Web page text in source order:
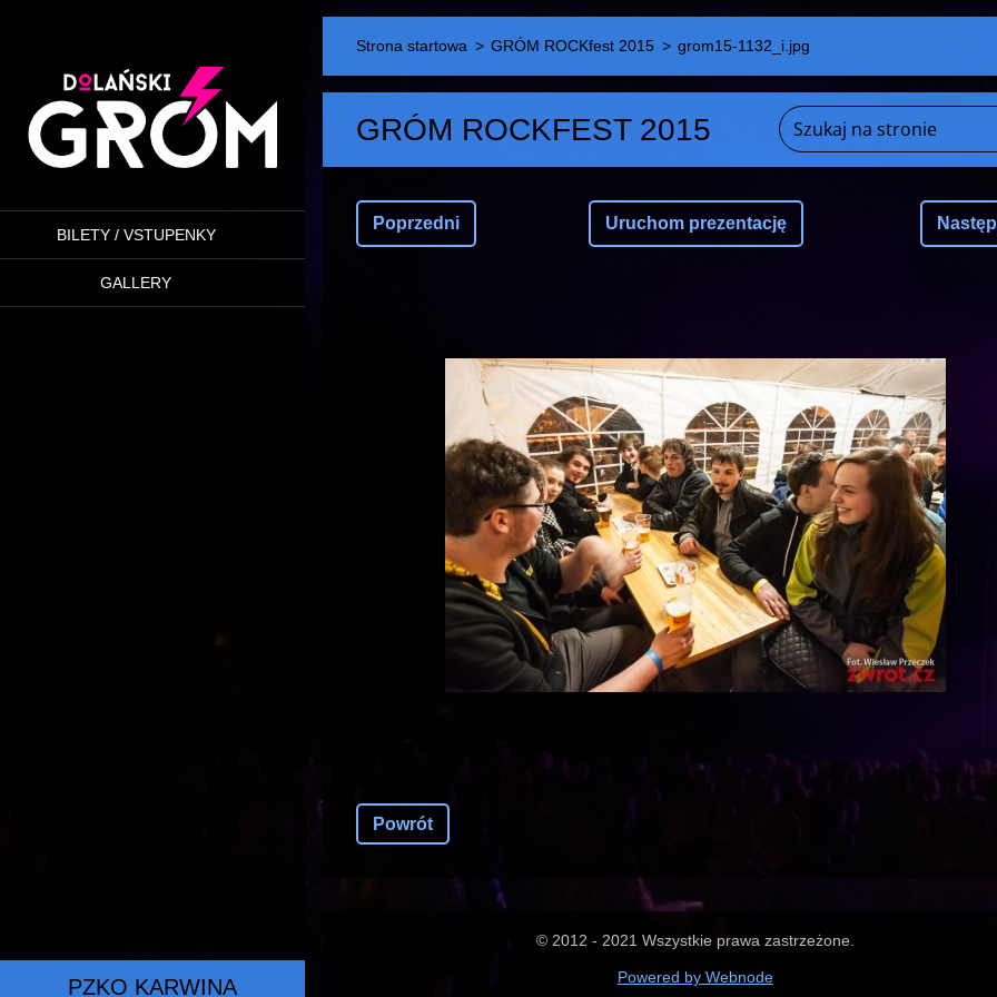
BILETY / VSTUPENKY
GALLERY
PZKO KARWINA
Strona startowa > GRÓM ROCKfest 2015 > grom15-1132_i.jpg
GRÓM ROCKFEST 2015
Poprzedni Uruchom prezentację
Powrót
© 2012 - 2021 Wszystkie prawa zastrzeżone.
Powered by Webnode